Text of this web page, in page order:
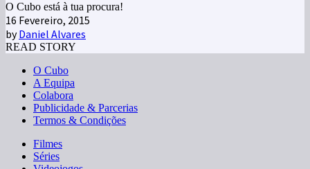
O Cubo está à tua procura!
16 Fevereiro, 2015
byDaniel Alvares
READ STORY
O Cubo
A Equipa
Colabora
Publicidade & Parcerias
Termos & Condições
Filmes
Séries